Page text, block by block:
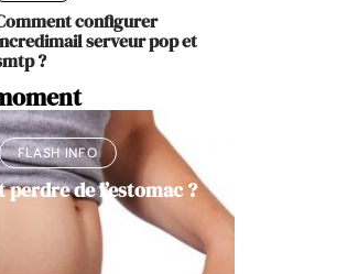
configurer
serveur pop et
?
FLASH INFO
de l’estomac ?